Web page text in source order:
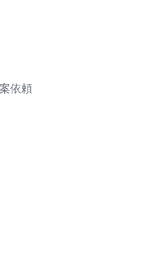
依頼